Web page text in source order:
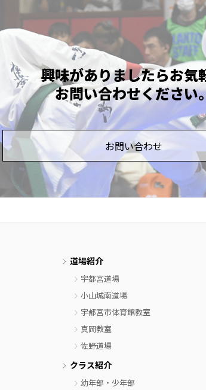
興味がありましたらお気
お問い合わせください
お問い合わせ
道場紹介
宇都宮道場
小山城南道場
宇都宮市体育館教室
真岡教室
佐野道場
クラス紹介
幼年部・少年部